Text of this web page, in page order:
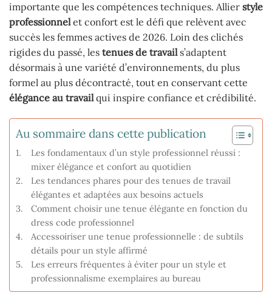
importante que les compétences techniques. Allier style
professionnelet confort est le défi que relèvent avec
succès les femmes actives de 2026. Loin des clichés
rigides du passé, les tenues de travails’adaptent
désormais à une variété d’environnements, du plus
formel au plus décontracté, tout en conservant cette
élégance au travailqui inspire confiance et crédibilité.
Au sommaire dans cette publication
Les fondamentaux d’un style professionnel réussi :
mixer élégance et confort au quotidien
Les tendances phares pour des tenues de travail
élégantes et adaptées aux besoins actuels
Comment choisir une tenue élégante en fonction du
dress code professionnel
Accessoiriser une tenue professionnelle : de subtils
détails pour un style affirmé
Les erreurs fréquentes à éviter pour un style et
professionnalisme exemplaires au bureau